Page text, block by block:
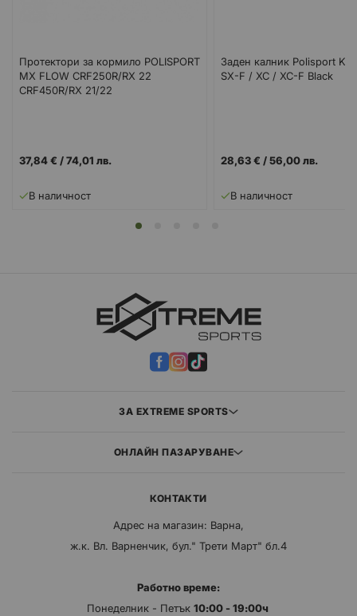
Протектори за кормило POLISPORT
MX FLOW CRF250R/RX 22
CRF450R/RX 21/22
37,84 € /74,01 лв.
В наличност
Заден калник Polisport
SX-F / XC / XC-F Black
28,63 € /56,00 лв.
В наличност
ЗА EXTREME SPORTS
ОНЛАЙН ПАЗАРУВАНЕ
КОНТАКТИ
Адрес на магазин: Варна,
ж.к. Вл. Варненчик, бул." Трети Март" бл.4
Работно време:
Понеделник - Петък 10:00 - 19:00ч